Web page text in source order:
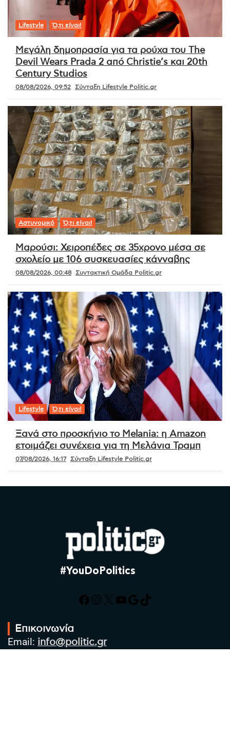
Lifestyle Ό,τι είναι!
Μεγάλη δημοπρασία για τα ρούχα του The
Devil Wears Prada 2 από Christie’s και 20th
Century Studios
08/08/2026, 09:52 Σύνταξη Lifestyle Politic.gr
Αστυνομικό Ό,τι είναι!
Μαρούσι: Χειροπέδες σε 35χρονο μέσα σε
σχολείο με 106 συσκευασίες κάνναβης
08/08/2026, 00:48 Συντακτική Ομάδα Politic.gr
Lifestyle Ό,τι είναι!
Ξανά στο προσκήνιο το Melania: η Amazon
ετοιμάζει συνέχεια για τη Μελάνια Τραμπ
07/08/2026, 16:17 Σύνταξη Lifestyle Politic.gr
#YouDoPolitics
Facebook
Instagram
X YouTube
Google
TikTok
Επικοινωνία
Email: info@politic.gr